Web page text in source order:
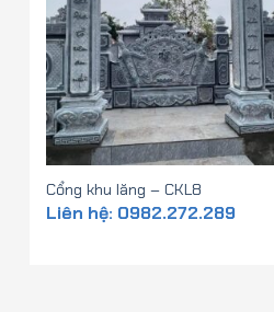
Cổng khu lăng – CKL8
Liên hệ: 0982.272.289